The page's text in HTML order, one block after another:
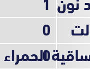
0
الحمراء
0